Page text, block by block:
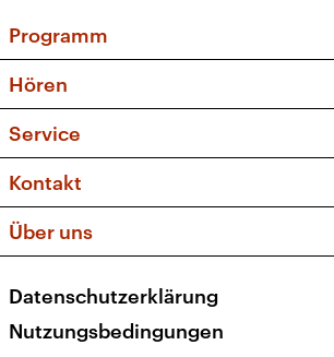
Programm
Sendungen und Podcasts
Musikliste
Kakadu – Das Kinderprogramm
Hören
Frequenzen (UKW + DAB+)
Service
FAQ
Apps
Newsletter
Kontakt
Social Media
Über uns
Presse
Karriere
Datenschutzerklärung
Nutzungsbedingungen